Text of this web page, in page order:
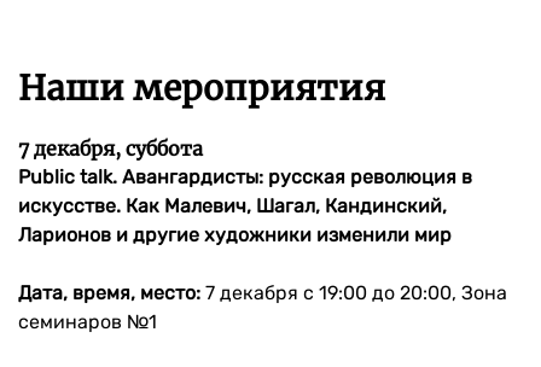
Наши мероприятия
7 декабря, суббота
Public talk. Авангардисты: русская революция в
искусстве. Как Малевич, Шагал, Кандинский,
Ларионов и другие художники изменили мир
Дата, время, место: 7 декабря с 19:00 до 20:00, Зона
семинаров №1